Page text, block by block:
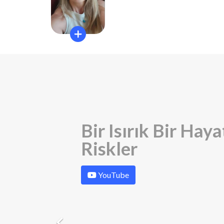
Bir Isırık Bir
Riskler
YouTube
KLİNİK
DERNEĞİ
"Mantar